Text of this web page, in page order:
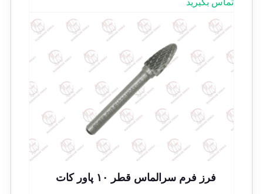
فرز فرم سرالماس قطر ۱۰ پاور کات